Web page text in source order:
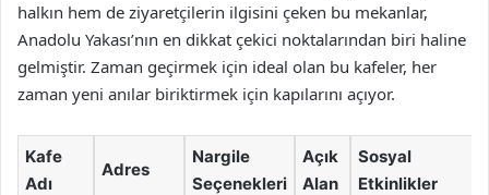
halkın hem de ziyaretçilerin ilgisini çeken bu mekanlar,
Anadolu Yakası’nın en dikkat çekici noktalarından biri haline
gelmiştir. Zaman geçirmek için ideal olan bu kafeler, her
zaman yeni anılar biriktirmek için kapılarını açıyor.
Kafe
Adı
Adres
Nargile
Seçenekleri
Açık
Alan
Sosyal
Etkinlikler